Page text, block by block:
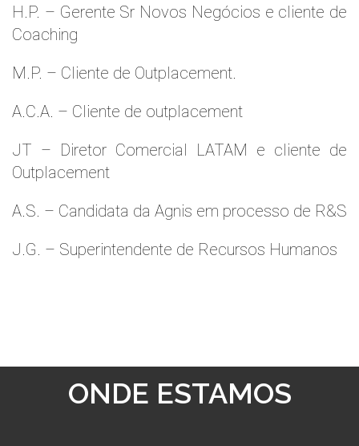
H.P. – Gerente Sr Novos Negócios e cliente de
Coaching
M.P. – Cliente de Outplacement.
A.C.A. – Cliente de outplacement
JT – Diretor Comercial LATAM e cliente de
Outplacement
A.S. – Candidata da Agnis em processo de R&S
J.G. – Superintendente de Recursos Humanos
ONDE ESTAMOS